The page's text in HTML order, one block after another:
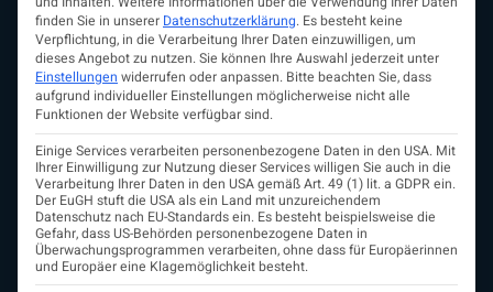
ÖGN
Über uns
Vorstand
Beirat
Arbeitsgemeinschaften
assoziierte Gesellschaften
EAN
Fördermitglieder
finden Sie in unserer Datenschutzerklärung. Es besteht keine
Verpflichtung, in die Verarbeitung Ihrer Daten einzuwilligen, um
dieses Angebot zu nutzen.Sie können Ihre Auswahl jederzeit unter
Einstellungen widerrufen oder anpassen. Bitte beachten Sie, dass
aufgrund individueller Einstellungen möglicherweise nicht alle
Funktionen der Website verfügbar sind.
Einige Services verarbeiten personenbezogene Daten in den USA. Mit
Ihrer Einwilligung zur Nutzung dieser Services willigen Sie auch in die
Verarbeitung Ihrer Daten in den USA gemäß Art. 49 (1) lit. a GDPR ein.
Der EuGH stuft die USA als ein Land mit unzureichendem
Datenschutz nach EU-Standards ein. Es besteht beispielsweise die
Gefahr, dass US-Behörden personenbezogene Daten in
Überwachungsprogrammen verarbeiten, ohne dass für Europäerinnen
und Europäer eine Klagemöglichkeit besteht.